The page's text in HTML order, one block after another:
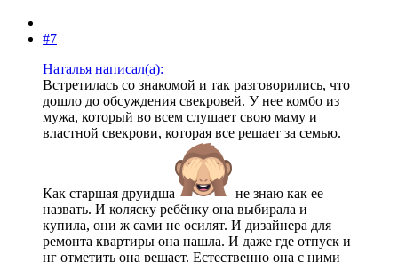
#7
Наталья написал(а):
Встретилась со знакомой и так разговорились, что
дошло до обсуждения свекровей. У нее комбо из
мужа, который во всем слушает свою маму и
властной свекрови, которая все решает за семью.
Как старшая друидша
не знаю как ее
назвать. И коляску ребёнку она выбирала и
купила, они ж сами не осилят. И дизайнера для
ремонта квартиры она нашла. И даже где отпуск и
нг отметить она решает. Естественно она с ними